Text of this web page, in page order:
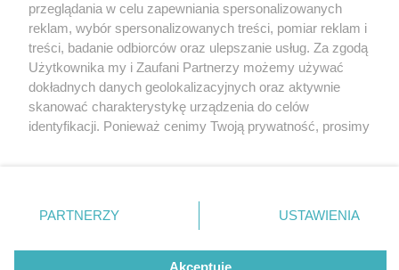
Dzień Otwarty w Kolejach
Śląskich za nami!
Nie zapomnij
zapoznać się z:
polityką prywatności regulamin korzystania z portali
Twojemiasto
Piekary Śląskie
Chorzów
Tarnowskie Góry
Gliwice
Skontakuj sięz nami
Kontakt
Wydawca
Redakcja
przeglądania w celu zapewniania spersonalizowanych
reklam, wybór spersonalizowanych treści, pomiar reklam i
treści, badanie odbiorców oraz ulepszanie usług. Za zgodą
Użytkownika my i Zaufani Partnerzy możemy używać
dokładnych danych geolokalizacyjnych oraz aktywnie
skanować charakterystykę urządzenia do celów
identyfikacji. Ponieważ cenimy Twoją prywatność, prosimy
prywatności znajdujący się w lewym dolnym rogu strony
. Niektóre rodzaje przetwarzania danych nie wymagają
zgody użytkownika, ale masz prawo sprzeciwić się
takiemu przetwarzaniu. Preferencje będą miały
PARTNERZY USTAWIENIA
Akceptuję